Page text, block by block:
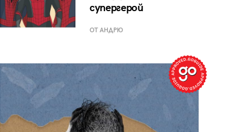
супергерой
ОТ АНДРЮ